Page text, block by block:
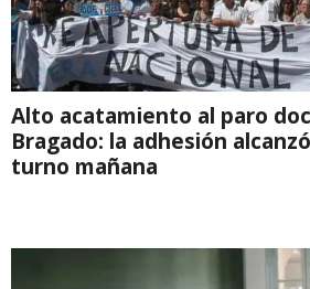
Alto acatamiento al paro
Bragado: la adhesión
turno mañana